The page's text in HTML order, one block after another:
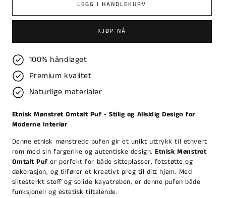
LEGG I HANDLEKURV
KJØP NÅ
100% håndlaget
Premium kvalitet
Naturlige materialer
Etnisk Mønstret Omtalt Puf - Stilig og Allsidig Design for
Moderne Interiør
Denne etnisk mønstrede pufen gir et unikt uttrykk til ethvert
rom med sin fargerike og autentiske design.Etnisk Mønstret
Omtalt Puf er perfekt for både sitteplasser, fotstøtte og
dekorasjon, og tilfører et kreativt preg til ditt hjem. Med
slitesterkt stoff og solide kayatreben, er denne pufen både
funksjonell og estetisk tiltalende.